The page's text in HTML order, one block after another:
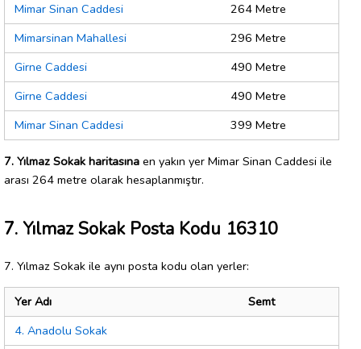
Mimar Sinan Caddesi
264 Metre
Mimarsinan Mahallesi
296 Metre
Girne Caddesi
490 Metre
Girne Caddesi
490 Metre
Mimar Sinan Caddesi
399 Metre
7. Yılmaz Sokak haritasına en yakın yer Mimar Sinan Caddesi ile
arası 264 metre olarak hesaplanmıştır.
7. Yılmaz Sokak Posta Kodu 16310
7. Yılmaz Sokak ile aynı posta kodu olan yerler:
Yer Adı
Semt
4. Anadolu Sokak